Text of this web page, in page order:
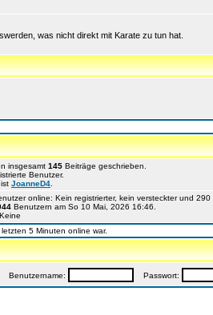
was nicht direkt mit Karate zu tun hat.
insgesamt 145 Beiträge geschrieben.
Benutzer.
JoanneD4
online: Kein registrierter, kein versteckter und
Benutzern am So 10 Mai, 2026 16:46.
5 Minuten online war.
Benutzername: Passwort: